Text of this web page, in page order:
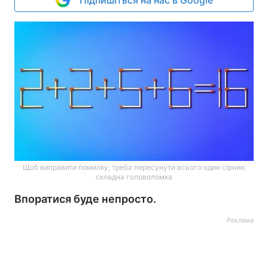
Щоб виправити помилку, треба пересунути всього один сірник:
складна головоломка
Впоратися буде непросто.
Реклама